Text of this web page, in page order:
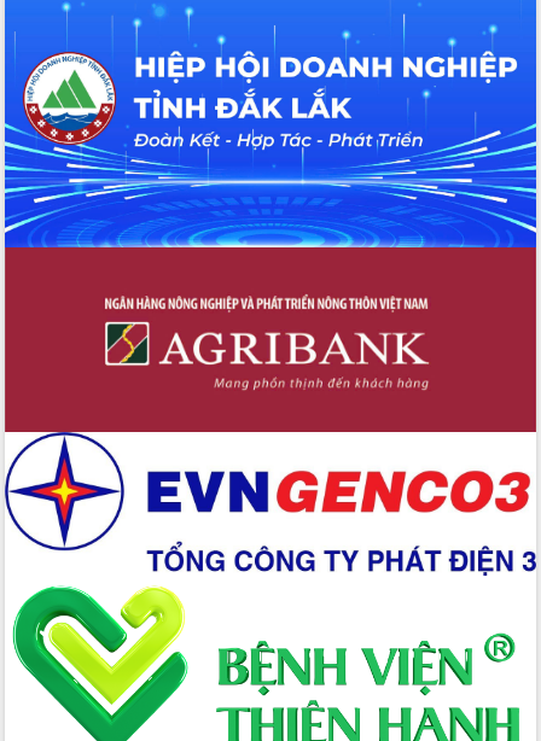
Tập huấn nâng cao năng lực triển khai
chuyển đổi số cho cán bộ, công chức
cấp xã
Đắk Lắk phát động hưởng ứng Ngày
Quyền của người tiêu dùng Việt Nam
2026
Đẩy mạnh cải cách hành chính, quyết
tâm đạt được mục tiêu tăng trưởng
hai con số trong năm 2026
Phó Bí thư Tỉnh ủy Đắk Lắk Đỗ Hữu
Huy giữ chức Bí thư Đảng ủy Ủy Ban
Nhân dân tỉnh
Bệnh án điện tử thúc đẩy chuyển đổi
Chuyển đổi số thư viện: Mở rộng
không gian tri thức trong thời đại số
Đánh giá, rút kinh nghiệm công tác tổ
chức diễn tập trước ngày bầu cử
Chương trình “Gặp gỡ hữu nghị –
Friendship Meeting New Year 2026”
Bầu cử Quốc hội và HĐND: Cử tri Đắk
Lắk gửi gắm niềm tin, kỳ vọng vào lá
phiếu
Đắk Lắk sẵn sàng các điều kiện cho
Ngày hội bầu cử đại biểu Quốc hội
khóa XVI và HĐND các cấp nhiệm kỳ